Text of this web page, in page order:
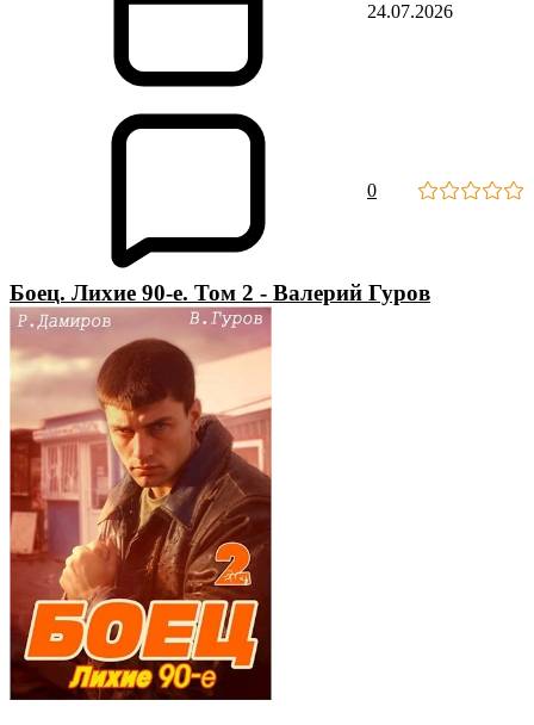
24.07.2026
0
Боец. Лихие 90-е. Том 2 - Валерий Гуров